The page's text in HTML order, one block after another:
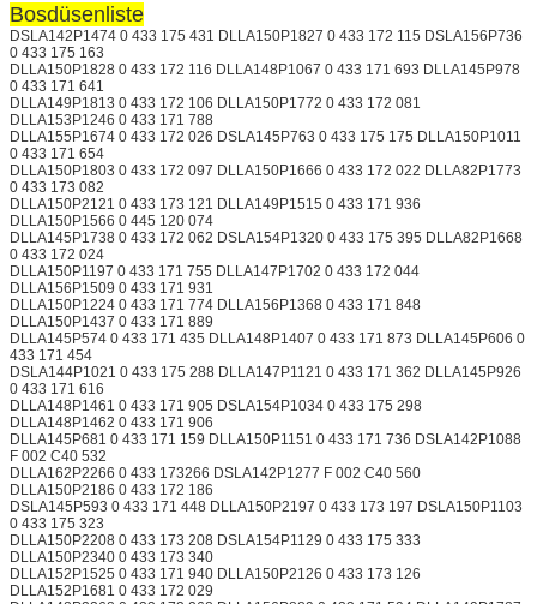
Bosdüsenliste
DSLA142P1474 0 433 175 431 DLLA150P1827 0 433 172 115 DSLA156P736
0 433 175 163
DLLA150P1828 0 433 172 116 DLLA148P1067 0 433 171 693 DLLA145P978
0 433 171 641
DLLA149P1813 0 433 172 106 DLLA150P1772 0 433 172 081
DLLA153P1246 0 433 171 788
DLLA155P1674 0 433 172 026 DSLA145P763 0 433 175 175 DLLA150P1011
0 433 171 654
DLLA150P1803 0 433 172 097 DLLA150P1666 0 433 172 022 DLLA82P1773
0 433 173 082
DLLA150P2121 0 433 173 121 DLLA149P1515 0 433 171 936
DLLA150P1566 0 445 120 074
DLLA145P1738 0 433 172 062 DSLA154P1320 0 433 175 395 DLLA82P1668
0 433 172 024
DLLA150P1197 0 433 171 755 DLLA147P1702 0 433 172 044
DLLA156P1509 0 433 171 931
DLLA150P1224 0 433 171 774 DLLA156P1368 0 433 171 848
DLLA150P1437 0 433 171 889
DLLA145P574 0 433 171 435 DLLA148P1407 0 433 171 873 DLLA145P606 0
433 171 454
DSLA144P1021 0 433 175 288 DLLA147P1121 0 433 171 362 DLLA145P926
0 433 171 616
DLLA148P1461 0 433 171 905 DSLA154P1034 0 433 175 298
DLLA148P1462 0 433 171 906
DLLA145P681 0 433 171 159 DLLA150P1151 0 433 171 736 DSLA142P1088
F 002 C40 532
DLLA162P2266 0 433 173266 DSLA142P1277 F 002 C40 560
DLLA150P2186 0 433 172 186
DSLA145P593 0 433 171 448 DLLA150P2197 0 433 173 197 DSLA150P1103
0 433 175 323
DLLA150P2208 0 433 173 208 DSLA154P1129 0 433 175 333
DLLA150P2340 0 433 173 340
DLLA152P1525 0 433 171 940 DLLA150P2126 0 433 173 126
DLLA152P1681 0 433 172 029